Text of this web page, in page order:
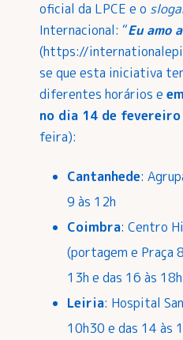
oficial da LPCE e o
Internacional: “Eu amo
(https://
se que esta iniciativa
diferentes horários e
no dia 14 de fevereiro
feira):
Cantanhede:
9 às 12h
Coimbra: Centro
(portagem e Praça
13h e das 16 às 18h
Leiria: Hospital
10h30 e das 14 às